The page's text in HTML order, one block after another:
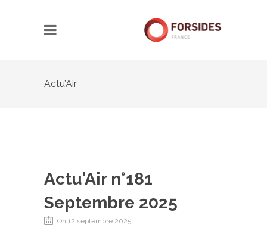
Actu’Air
Actu’Air n°181
Septembre 2025
On 12 septembre 2025